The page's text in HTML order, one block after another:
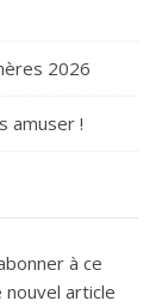
2026
amuser !
à ce
article